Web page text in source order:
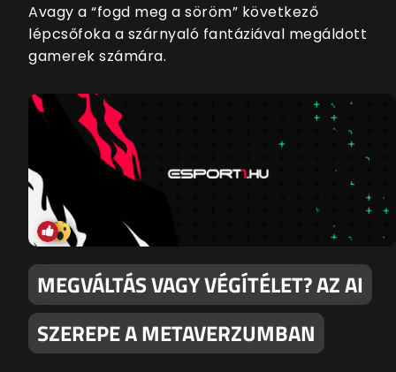
Avagy a “fogd meg a söröm” következő
lépcsőfoka a szárnyaló fantáziával megáldott
gamerek számára.
MEGVÁLTÁS VAGY VÉGÍTÉLET? AZ AI
SZEREPE A METAVERZUMBAN